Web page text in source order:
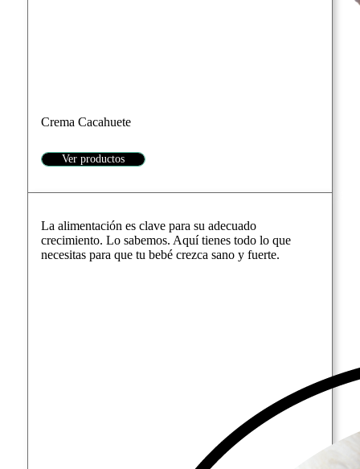
Crema Cacahuete
Ver productos
La alimentación es clave para su adecuado
crecimiento. Lo sabemos. Aquí tienes todo lo que
necesitas para que tu bebé crezca sano y fuerte.